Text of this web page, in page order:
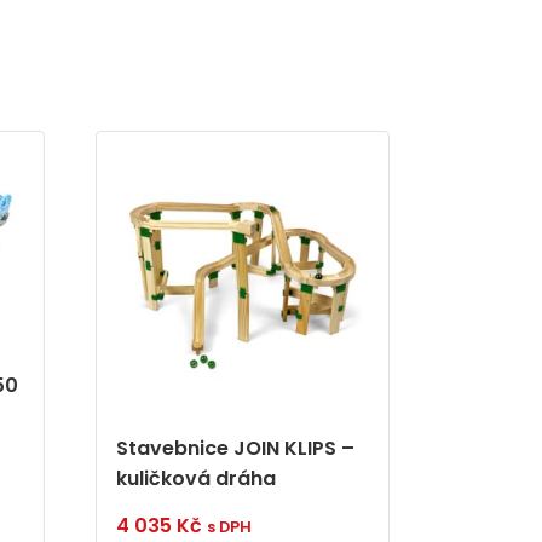
Stavebnice JOIN KLIPS –
kuličková dráha
4 035 Kč s DPH